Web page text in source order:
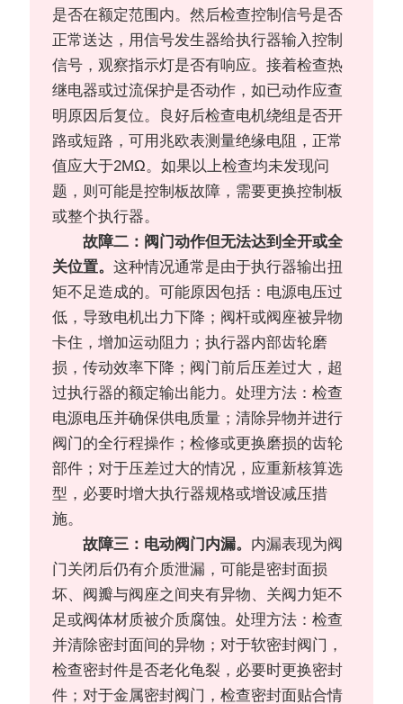
是否在额定范围内。然后检查控制信号是否
正常送达，用信号发生器给执行器输入控制
信号，观察指示灯是否有响应。接着检查热
继电器或过流保护是否动作，如已动作应查
明原因后复位。良好后检查电机绕组是否开
路或短路，可用兆欧表测量绝缘电阻，正常
值应大于2MΩ。如果以上检查均未发现问
题，则可能是控制板故障，需要更换控制板
或整个执行器。
故障二：阀门动作但无法达到全开或全
关位置。这种情况通常是由于执行器输出扭
矩不足造成的。可能原因包括：电源电压过
低，导致电机出力下降；阀杆或阀座被异物
卡住，增加运动阻力；执行器内部齿轮磨
损，传动效率下降；阀门前后压差过大，超
过执行器的额定输出能力。处理方法：检查
电源电压并确保供电质量；清除异物并进行
阀门的全行程操作；检修或更换磨损的齿轮
部件；对于压差过大的情况，应重新核算选
型，必要时增大执行器规格或增设减压措
施。
故障三：电动阀门内漏。 内漏表现为阀
门关闭后仍有介质泄漏，可能是密封面损
坏、阀瓣与阀座之间夹有异物、关阀力矩不
足或阀体材质被介质腐蚀。处理方法：检查
并清除密封面间的异物；对于软密封阀门，
检查密封件是否老化龟裂，必要时更换密封
件；对于金属密封阀门，检查密封面贴合情